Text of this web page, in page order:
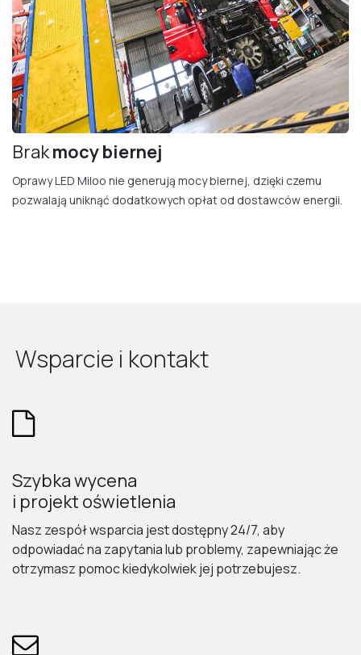
Brakmocy bierne​j
Oprawy LED Miloo nie generują mocy biernej, dzięki czemu
pozwalają uniknąć dodatkowych opłat od dostawców energii.
Wsparcie i kontakt
Szybka wycena
i projekt oświetlenia
Nasz zespół wsparcia jest dostępny 24/7, aby
odpowiadać na zapytania lub problemy, zapewniając że
otrzymasz pomoc kiedykolwiek jej potrzebujesz.